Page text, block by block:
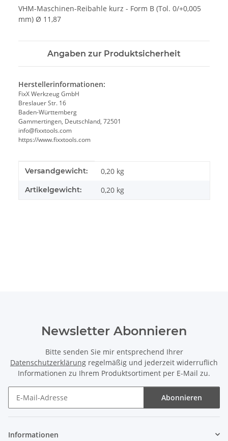
VHM-Maschinen-Reibahle kurz - Form B (Tol. 0/+0,005
mm) Ø 11,87
Angaben zur Produktsicherheit
Herstellerinformationen:
FixX Werkzeug GmbH
Breslauer Str. 16
Baden-Württemberg
Gammertingen, Deutschland, 72501
info@fixxtools.com
https://www.fixxtools.com
Produkteigenschaft
Wert
Versandgewicht: 0,20 kg
Artikelgewicht: 0,20 kg
Newsletter Abonnieren
Bitte senden Sie mir entsprechend Ihrer
Datenschutzerklärung regelmäßig und jederzeit widerruflich
Informationen zu Ihrem Produktsortiment per E-Mail zu.
Abonnieren
Informationen